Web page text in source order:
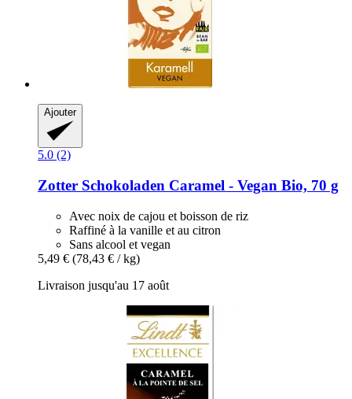
Ajouter
5.0 (2)
Zotter Schokoladen Caramel -​ Vegan Bio, 70 g
Avec noix de cajou et boisson de riz
Raffiné à la vanille et au citron
Sans alcool et vegan
5,49 € (78,43 € / kg)
Livraison jusqu'au 17 août